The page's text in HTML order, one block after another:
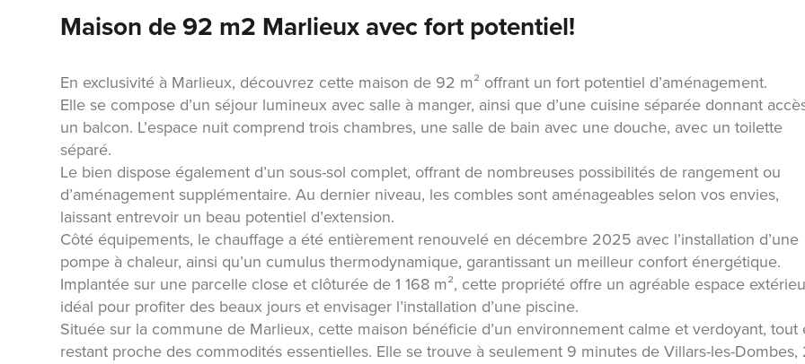
Maison de 92 m2 Marlieux avec fort potentiel!
En exclusivité à Marlieux, découvrez cette maison de 92 m² offrant un fort potentiel d’aménagement.
Elle se compose d’un séjour lumineux avec salle à manger, ainsi que d’une cuisine séparée donnant
un balcon. L’espace nuit comprend trois chambres, une salle de bain avec une douche, avec un toilette
séparé.
Le bien dispose également d’un sous-sol complet, offrant de nombreuses possibilités de rangement ou
d’aménagement supplémentaire. Au dernier niveau, les combles sont aménageables selon vos envies,
laissant entrevoir un beau potentiel d’extension.
Côté équipements, le chauffage a été entièrement renouvelé en décembre 2025 avec l’installation d’une
pompe à chaleur, ainsi qu’un cumulus thermodynamique, garantissant un meilleur confort énergétique.
Implantée sur une parcelle close et clôturée de 1 168 m², cette propriété offre un agréable espace
idéal pour profiter des beaux jours et envisager l’installation d’une piscine.
Située sur la commune de Marlieux, cette maison bénéficie d’un environnement calme et verdoyant, tout
restant proche des commodités essentielles. Elle se trouve à seulement 9 minutes de Villars-les-Dombes,